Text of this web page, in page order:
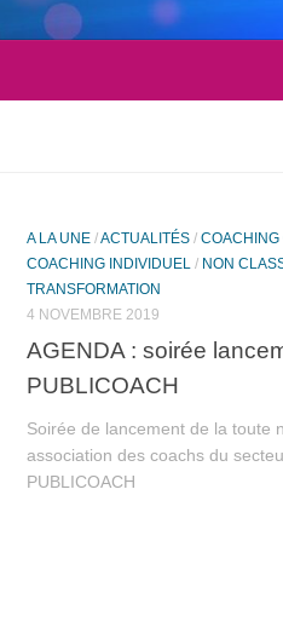
A LA UNE /ACTUALITÉS /
COACHING INDIVIDUEL / NON
TRANSFORMATION
4 NOVEMBRE 2019
AGENDA : soirée
PUBLICOACH
Soirée de lancement de la toute
association des coachs du
PUBLICOACH